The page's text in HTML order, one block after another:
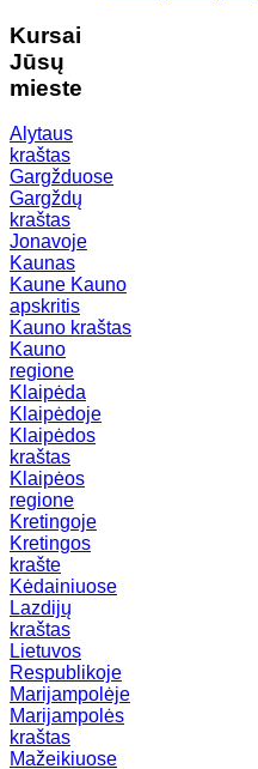
Kursai
Jūsų
mieste
Alytaus
kraštas
Gargžduose
Gargždų
kraštas
Jonavoje
Kaunas
Kaune Kauno
apskritis
Kauno kraštas
Kauno
regione
Klaipėda
Klaipėdoje
Klaipėdos
kraštas
Klaipėos
regione
Kretingoje
Kretingos
krašte
Kėdainiuose
Lazdijų
kraštas
Lietuvos
Respublikoje
Marijampolėje
Marijampolės
kraštas
Mažeikiuose